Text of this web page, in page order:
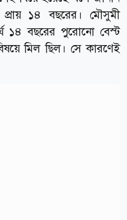
১৪ বছরের। মৌসুমী
১৪ বছরের পুরোনো বেস্ট
মিল ছিল। সে কারণেই